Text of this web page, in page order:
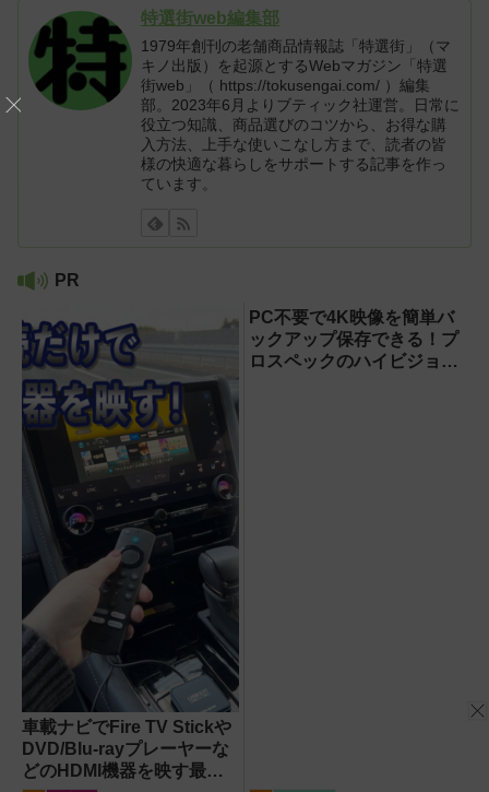
特選街web編集部
1979年創刊の老舗商品情報誌「特選街」（マ
キノ出版）を起源とするWebマガジン「特選
街web」（ https://tokusengai.com/ ）編集
部。2023年6月よりブティック社運営。日常に
役立つ知識、商品選びのコツから、お得な購
入方法、上手な使いこなし方まで、読者の皆
様の快適な暮らしをサポートする記事を作っ
ています。
PR
車載ナビでFire TV Stickや
DVD/Blu-rayプレーヤーな
どのHDMI機器を映す最短
PC不要で4K映像を簡単バ
ックアップ保存できる！プ
ロスペックのハイビジョン